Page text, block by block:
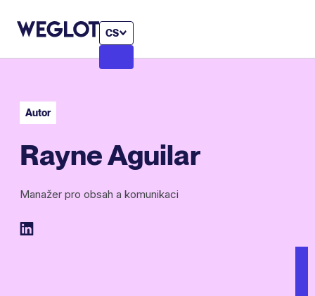
CS
Autor
Rayne Aguilar
Manažer pro obsah a komunikaci